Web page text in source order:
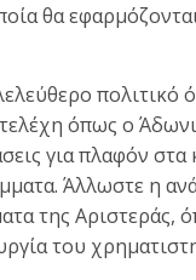
θα
όπως ο
για πλαφόν στα
Άλλωστε η
της Αριστεράς,
του